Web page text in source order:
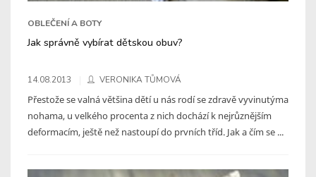
OBLEČENÍ A BOTY
Jak správně vybírat dětskou obuv?
14.08.2013 VERONIKA TŮMOVÁ
Přestože se valná většina dětí u nás rodí se zdravě vyvinutýma
nohama, u velkého procenta z nich dochází k nejrůznějším
deformacím, ještě než nastoupí do prvních tříd. Jak a čím se ...